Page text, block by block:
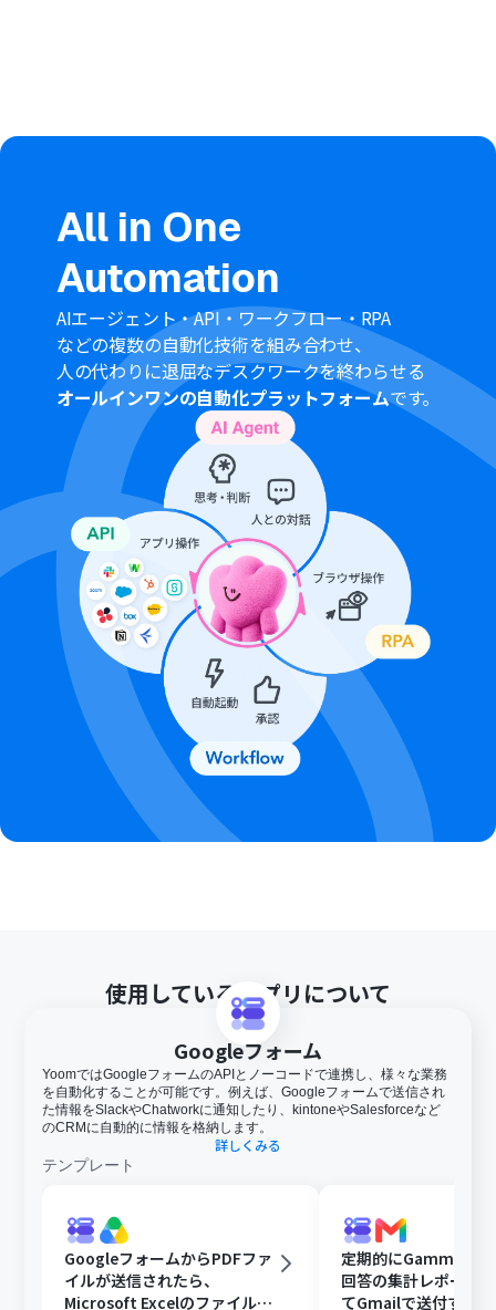
■このワークフローのカスタムポイント
Google Driveでダウンロードするファイルは、トリガー
で取得したファイルIDを変数として設定します。
RPA機能では、PDFを変換するために操作するWebサイト
のURLや操作内容を、ユーザーの環境に合わせて自由に
設定できます。
AI機能によるテキスト抽出では、RPAで操作したページか
ら抽出したい項目（例：ファイル名やダウンロード
URL）を任意に指定可能です。
OneDriveへのファイルアップロード時に、保存先のフォ
ルダやファイル名を固定値や変数を用いて自由に設定し
てください。
■注意事項
Googleフォーム、Google Drive、OneDriveのそれぞれ
とYoomを連携してください。
Googleフォームをトリガーとして使用した際の回答内容
を取得する方法は下記を参照ください。
https://intercom.help/yoom/ja/articles/6807133
Microsoft365（旧Office365）には、家庭向けプランと一
般法人向けプラン（Microsoft365 Business）があり、一
般法人向けプランに加入していない場合には認証に失敗
する可能性があります。
トリガーは5分、10分、15分、30分、60分の間隔で起動
間隔を選択できます。
プランによって最短の起動間隔が異なりますので、ご注意
ください。
ダウンロード可能なファイル容量は最大300MBまでで
す。アプリの仕様によっては300MB未満になる可能性が
あるので、ご注意ください。
ーボットのオペレーションはエラーとなりますので、ご注
サクセスプランなどの有料プランは、2週間の無料トライ
アルを行うことが可能です。無料トライアル中には制限対
象のアプリやブラウザを操作するオペレーションを使用
することができます。
ブラウザを操作するオペレーションの設定方法は下記を
https://intercom.help/yoom/ja/articles/9099691
イトに合わせてカスタマイズしてください。
All in One
Automation
AIエージェント・API・ワークフロー・RPA
などの複数の自動化技術を組み合わせ、
人の代わりに退屈なデスクワークを終わらせる
オールインワンの自動化プラットフォームです。
使用しているアプリについて
Googleフォーム
YoomではGoogleフォームのAPIとノーコードで連携し、様々な業務
を自動化することが可能です。例えば、Googleフォームで送信され
た情報をSlackやChatworkに通知したり、kintoneやSalesforceなど
のCRMに自動的に情報を格納します。
詳しくみる
テンプレート
GoogleフォームからPDFファ
イルが送信されたら、
Microsoft Excelのファイルに
定期的にGammaで
回答の集計レポート
てGmailで送付する